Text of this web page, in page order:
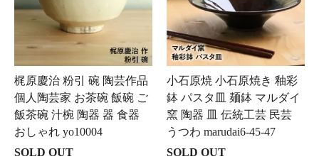
梶原慶治 粉引 碗 陶芸作品
個人陶芸家 お茶碗 飯碗 ご
飯茶碗 汁椀 陶器 器 食器
おしゃれ yo10004
SOLD OUT
小石原焼 小石原焼き 釉彩
鉢 パスタ皿 麺鉢 マルダイ
窯 陶器 皿 伝統工芸 民芸
うつわ marudai6-45-47
SOLD OUT